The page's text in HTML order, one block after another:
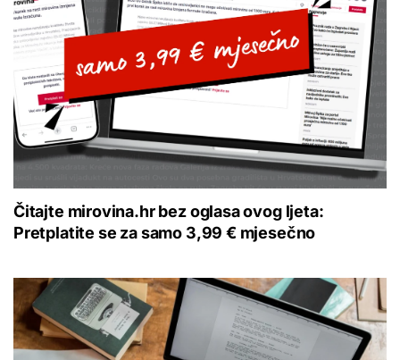
Čitajte mirovina.hr bez oglasa ovog ljeta:
Pretplatite se za samo 3,99 € mjesečno